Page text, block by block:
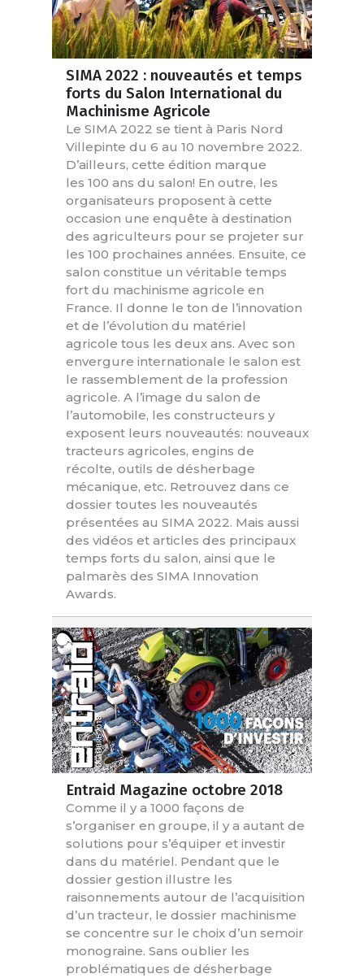
SIMA 2022 : nouveautés et temps
forts du Salon International du
Machinisme Agricole
Le SIMA 2022 se tient à Paris Nord
Villepinte du 6 au 10 novembre 2022.
D’ailleurs, cette édition marque
les 100 ans du salon! En outre, les
organisateurs proposent à cette
occasion une enquête à destination
des agriculteurs pour se projeter sur
les 100 prochaines années. Ensuite, ce
salon constitue un véritable temps
fort du machinisme agricole en
France. Il donne le ton de l’innovation
et de l’évolution du matériel
agricole tous les deux ans. Avec son
envergure internationale le salon est
le rassemblement de la profession
agricole. A l’image du salon de
l’automobile, les constructeurs y
exposent leurs nouveautés: nouveaux
tracteurs agricoles, engins de
récolte, outils de désherbage
mécanique, etc. Retrouvez dans ce
dossier toutes les nouveautés
présentées au SIMA 2022. Mais aussi
des vidéos et articles des principaux
temps forts du salon, ainsi que le
palmarès des SIMA Innovation
Awards.
Entraid Magazine octobre 2018
Comme il y a 1000 façons de
s’organiser en groupe, il y a autant de
solutions pour s’équiper et investir
dans du matériel. Pendant que le
dossier gestion illustre les
raisonnements autour de l’acquisition
d’un tracteur, le dossier machinisme
se concentre sur le choix d’un semoir
monograine. Sans oublier les
problématiques de désherbage